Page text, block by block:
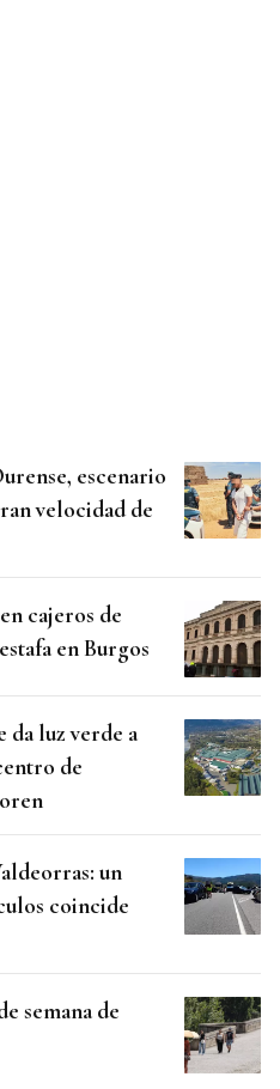
escenario
velocidad de
cajeros de
en Burgos
da luz verde a
de
un
coincide
semana de